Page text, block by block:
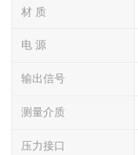
材 质
电 源
输出信号
测量介质
压力接口